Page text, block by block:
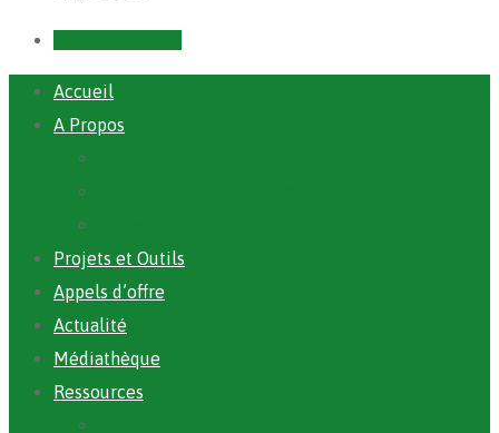
Accueil
A Propos
Projets et Outils
Appels d’offre
Actualité
Médiathèque
Ressources